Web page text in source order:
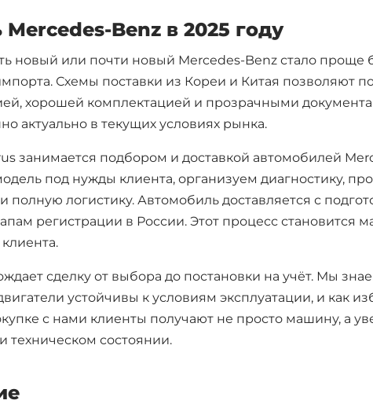
Mercedes-Benz в 2025 году
новый или почти новый Mercedes-Benz стало проще
Схемы поставки из Кореи и Китая позволяют
хорошей комплектацией и прозрачными
актуально в текущих условиях рынка.
занимается подбором и доставкой автомобилей
под нужды клиента, организуем диагностику,
полную логистику. Автомобиль доставляется с
регистрации в России. Этот процесс становится
сделку от выбора до постановки на учёт. Мы
устойчивы к условиям эксплуатации, и как
с нами клиенты получают не просто машину, а
техническом состоянии.